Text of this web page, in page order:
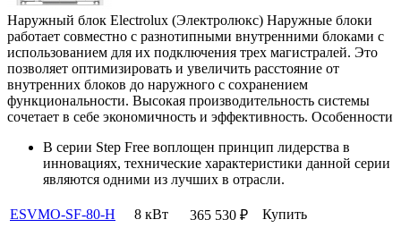
Наружный блок Electrolux (Электролюкс) Наружные блоки
работает совместно с разнотипными внутренними блоками с
использованием для их подключения трех магистралей. Это
позволяет оптимизировать и увеличить расстояние от
внутренних блоков до наружного с сохранением
функциональности. Высокая производительность системы
сочетает в себе экономичность и эффективность. Особенности
В серии Step Free воплощен принцип лидерства в
инновациях, технические характеристики данной серии
являются одними из лучших в отрасли.
ESVMO-SF-80-H 8 кВт 365 530 ₽
Купить